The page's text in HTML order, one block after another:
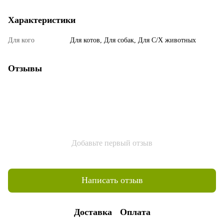
Характеристики
Для кого Для котов, Для собак, Для С/Х животных
Отзывы
Добавьте первый отзыв
Написать отзыв
Доставка Оплата